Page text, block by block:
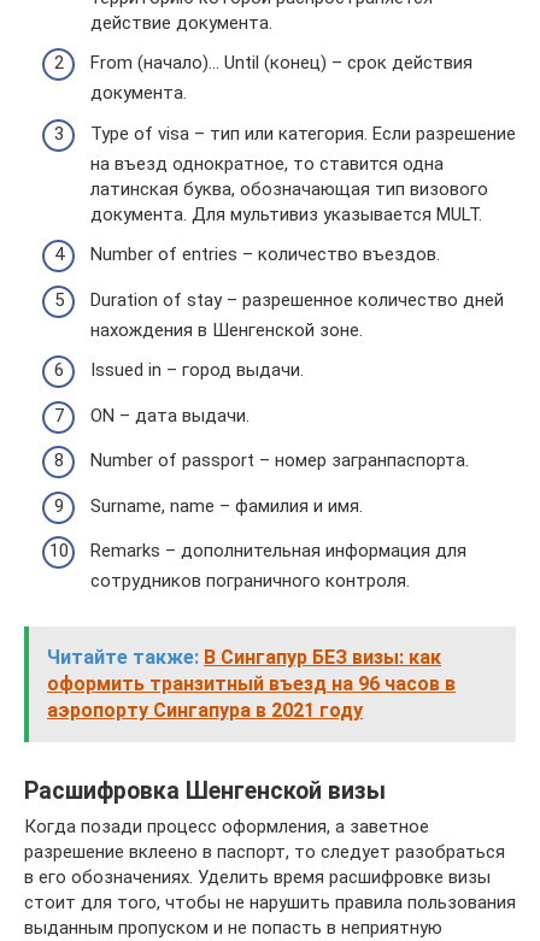
действие документа.
From (начало)… Until (конец) – срок действия
документа.
Type of visa – тип или категория. Если разрешение
на въезд однократное, то ставится одна
латинская буква, обозначающая тип визового
документа. Для мультивиз указывается MULT.
Number of entries – количество въездов.
Duration of stay – разрешенное количество дней
нахождения в Шенгенской зоне.
Issued in – город выдачи.
ON – дата выдачи.
Number of passport – номер загранпаспорта.
Surname, name – фамилия и имя.
Remarks – дополнительная информация для
сотрудников пограничного контроля.
Читайте также: В Сингапур БЕЗ визы: как
оформить транзитный въезд на 96 часов в
аэропорту Сингапура в 2021 году
Расшифровка Шенгенской визы
Когда позади процесс оформления, а заветное
разрешение вклеено в паспорт, то следует разобраться
в его обозначениях. Уделить время расшифровке визы
стоит для того, чтобы не нарушить правила пользования
выданным пропуском и не попасть в неприятную